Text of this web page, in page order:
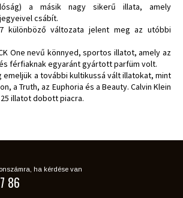
a másik nagy sikerű illata, amely
csábít.
különböző változata jelent meg az utóbbi
One nevű könnyed, sportos illatot, amely az
férfiaknak egyaránt gyártott parfüm volt.
emeljük a további kultikussá vált illatokat, mint
a Truth, az Euphoria és a Beauty. Calvin Klein
illatot dobott piacra.
ha kérdése van
86